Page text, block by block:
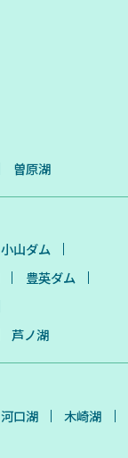
曽原湖
小山ダム
豊英ダム
芦ノ湖
河口湖
木崎湖